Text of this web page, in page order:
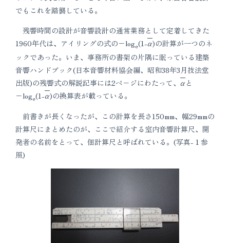
でもこれを踏襲している。
残響時間の設計が音響設計の通常業務として定着してきた
1960年代は、アイリングの式の−loge(1-α)の計算が一つのネ
ックであった。いま、事務所の書架の片隅に眠っている建築
音響ハンドブック(日本音響材料協会編、昭和38年3月技法堂
出版)の残響式の解説記事には2ペ−ジにわたって、 αと
−loge(1-α)の換算表が載っている。
前書きが長くなったが、この計算を長さ150mm、幅29mmの
計算尺にまとめたのが、ここで紹介する室内音響計算尺、開
発者の名前をとって、佃計算尺と呼ばれている。(写真-１参
照)